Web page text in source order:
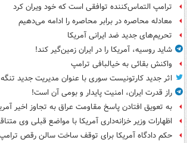
ترامپ التماس‌کننده توافقی است که خود ویران کرد
معادله محاصره در برابر محاصره را ادامه می‌دهیم
تحریم‌های جدید ضد ایرانی آمریکا
شاید روسیه، آمریکا را در ایران زمین‌گیر کند!
واکنش بقائی به خیالبافی ترامپ
اثر جدید کارتونیست سوری با عنوان مدیریت جدید
راز قدرت ایران، امنیت پایدار و بومی آن است!
به تعویق افتادن پاسخ مقاومت عراق به تجاوز اخیر
اظهارات وزیر خزانه‌داری آمریکا با مواضع قبلی وی
حکم دادگاه آمریکا برای توقف ساخت سالن رقص